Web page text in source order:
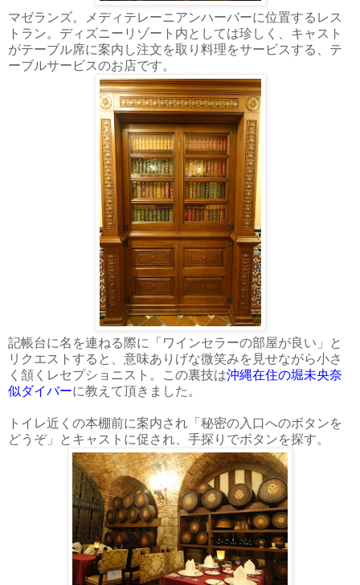
マゼランズ。メディテレーニアンハーバーに位置するレス
トラン。ディズニーリゾート内としては珍しく、キャスト
がテーブル席に案内し注文を取り料理をサービスする、テ
ーブルサービスのお店です。
記帳台に名を連ねる際に「ワインセラーの部屋が良い」と
リクエストすると、意味ありげな微笑みを見せながら小さ
く頷くレセプショニスト。この裏技は沖縄在住の堀未央奈
似ダイバーに教えて頂きました。
トイレ近くの本棚前に案内され「秘密の入口へのボタンを
どうぞ」とキャストに促され、手探りでボタンを探す。